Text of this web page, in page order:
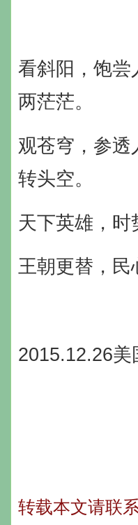
看斜阳，饱尝
两茫茫。
观苍穹，参透
转头空。
天下英雄，
王朝更替，民
2015.12.26美
转载本文请联